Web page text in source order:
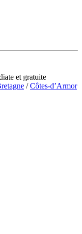
et gratuite
/Côtes-d’Armor